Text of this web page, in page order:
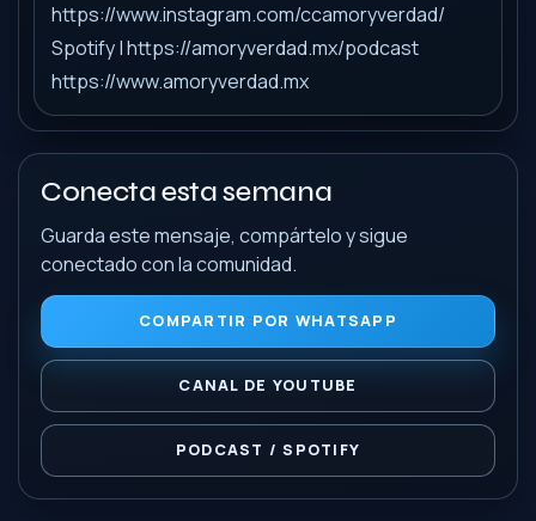
https://www.instagram.com/ccamoryverdad/
Spotify | https://amoryverdad.mx/podcast
https://www.amoryverdad.mx
Conecta esta semana
Guarda este mensaje, compártelo y sigue
conectado con la comunidad.
COMPARTIR POR WHATSAPP
CANAL DE YOUTUBE
PODCAST / SPOTIFY